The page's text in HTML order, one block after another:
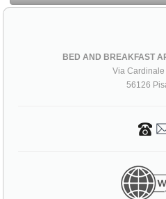
BED AND BREAKFAST
Via Cardinale
56126